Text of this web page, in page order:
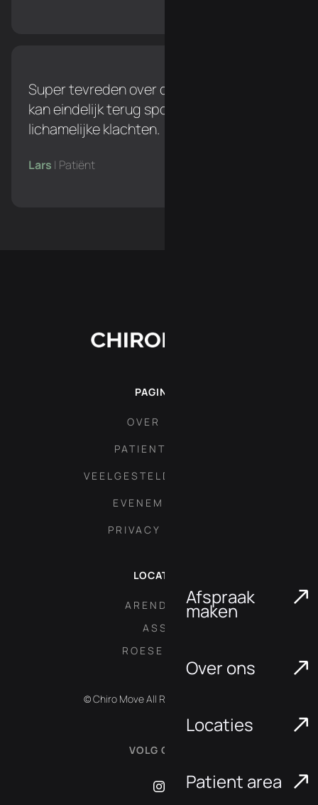
Afspraak
maken
Over ons
Locaties
Patient area
Super tevreden over de behandelingen. Ik
kan eindelijk terug sporten zonder
lichamelijke klachten.
Lars | Patiënt
PAGINA'S
OVER ONS
PATIENT AREA
VEELGESTELDE VRAGEN
EVENEMENTEN
PRIVACY POLICY
LOCATIES
ARENDONK
ASSE
ROESELARE
© Chiro Move All Rights Reserved.
VOLG ONS: